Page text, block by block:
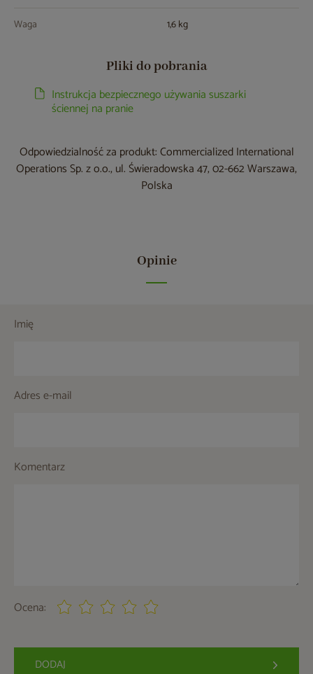
Waga 1,6 kg
Pliki do pobrania
Instrukcja bezpiecznego używania suszarki
ściennej na pranie
Odpowiedzialność za produkt: Commercialized International
Operations Sp. z o.o., ul. Świeradowska 47, 02-662 Warszawa,
Polska
Opinie
Imię
Adres e-mail
Komentarz
Ocena:
DODAJ